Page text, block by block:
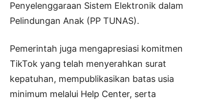
Penyelenggaraan Sistem Elektronik dalam
Pelindungan Anak (PP TUNAS).
Pemerintah juga mengapresiasi komitmen
TikTok yang telah menyerahkan surat
kepatuhan, mempublikasikan batas usia
minimum melalui Help Center, serta